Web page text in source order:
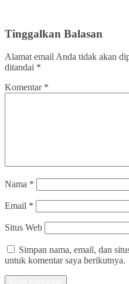
Tinggalkan Balasan
Alamat email Anda tidak akan
ditandai *
Komentar *
Nama *
Email *
Situs Web
Simpan nama, email, dan
untuk komentar saya berikutnya.